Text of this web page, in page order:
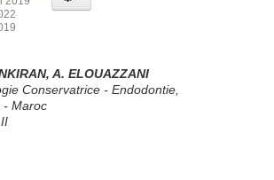
A. ELOUAZZANI
Conservatrice - Endodontie,
- Maroc